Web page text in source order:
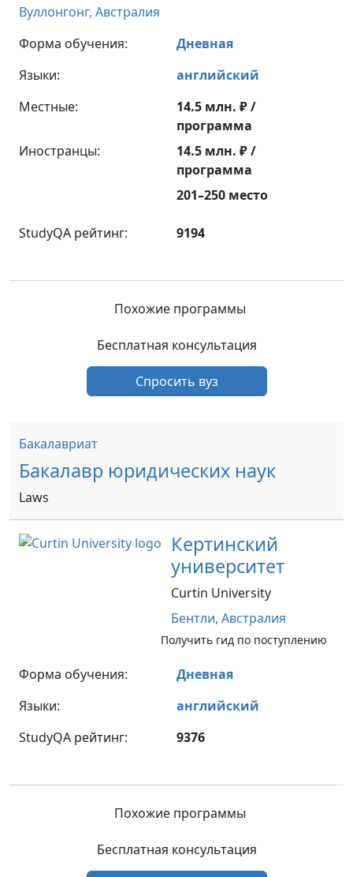
Вуллонгонг, Австралия
Форма обучения:
Дневная
Языки:
английский
Местные:
14.5 млн. ₽ /
программа
Иностранцы:
14.5 млн. ₽ /
программа
201–250 место
StudyQA рейтинг: 9194
Похожие программы
Бесплатная консультация
Спросить вуз
Бакалавриат
Бакалавр юридических наук
Laws
Кертинский
университет
Curtin University
Бентли, Австралия
Получить гид по поступлению
Форма обучения:
Дневная
Языки:
английский
StudyQA рейтинг:
9376
Похожие программы
Бесплатная консультация